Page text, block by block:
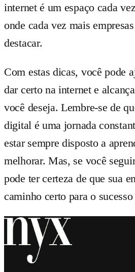
internet é um espaço cada
onde cada vez mais
destacar.
Com estas dicas, você pode
dar certo na internet e
você deseja. Lembre-se de
digital é uma jornada
estar sempre disposto a
melhorar. Mas, se você
pode ter certeza de que sua
caminho certo para o